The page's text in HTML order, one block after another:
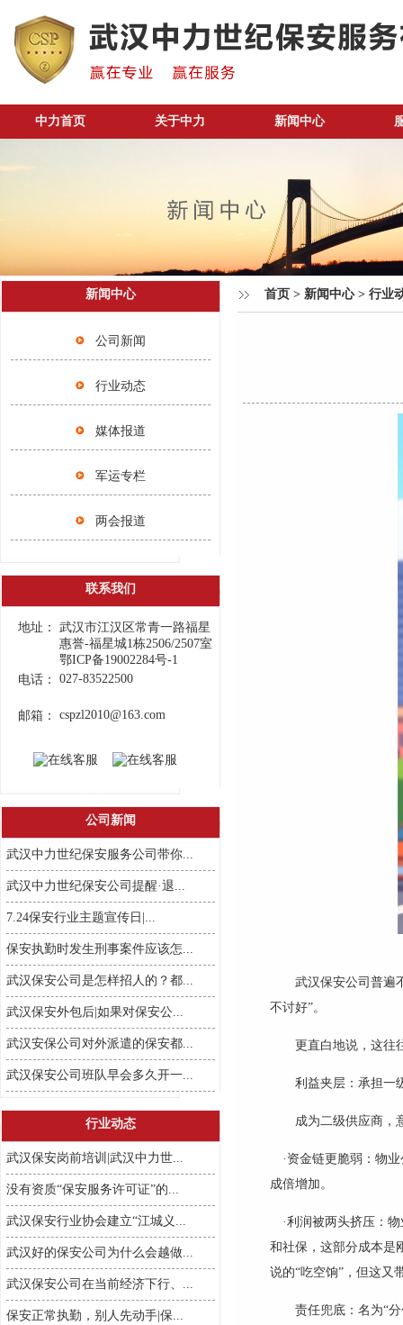
中力首页 关于中力 新闻中心
新闻中心
公司新闻
行业动态
媒体报道
军运专栏
两会报道
联系我们
地址：
武汉市江汉区常青一路福星
惠誉-福星城1栋2506/2507室
鄂ICP备19002284号-1
电话：
027-83522500
邮箱： cspzl2010@163.com
公司新闻
武汉中力世纪保安服务公司带你...
武汉中力世纪保安公司提醒·退...
7.24保安行业主题宣传日|...
保安执勤时发生刑事案件应该怎...
武汉保安公司是怎样招人的？都...
武汉保安外包后|如果对保安公...
武汉安保公司对外派遣的保安都...
武汉保安公司班队早会多久开一...
行业动态
武汉保安岗前培训|武汉中力世...
没有资质“保安服务许可证”的...
武汉保安行业协会建立“江城义...
武汉好的保安公司为什么会越做...
武汉保安公司在当前经济下行、...
保安正常执勤，别人先动手|保...
首页 > 新闻中心> 行业
武汉保安公司普遍
不讨好”。
更直白地说，这往
利益夹层：承担一
成为二级供应商，
·资金链更脆弱：物
成倍增加。
·利润被两头挤压：
和社保，这部分成本是
说的“吃空饷”，但这又
责任兜底：名为“